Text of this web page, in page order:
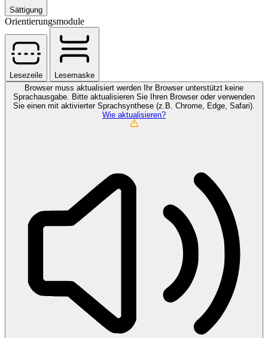
Sättigung
Orientierungsmodule
Lesezeile
Lesemaske
Browser muss aktualisiert werden
Ihr Browser unterstützt keine
Sprachausgabe. Bitte aktualisieren Sie Ihren Browser oder verwenden
Sie einen mit aktivierter Sprachsynthese (z.B. Chrome, Edge, Safari).
Wie aktualisieren?